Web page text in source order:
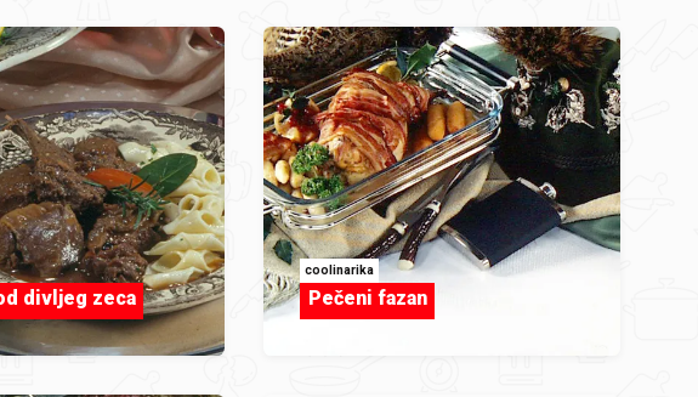
divljeg zeca
coolinarika
Pečeni fazan